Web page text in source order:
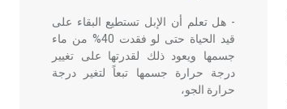
- هل تعلم أن الإبل تستطيع البقاء على
قيد الحياة حتى لو فقدت 40% من ماء
جسمها ويعود ذلك لقدرتها على تغيير
درجة حرارة جسمها تبعاً لتغير درجة
حرارة الجو،